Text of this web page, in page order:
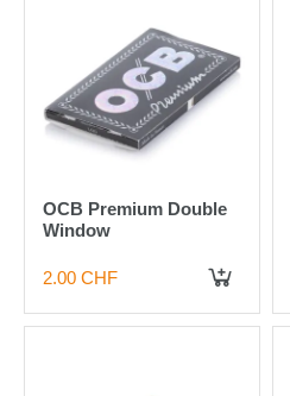
OCB Premium Double
Window
2.00 CHF